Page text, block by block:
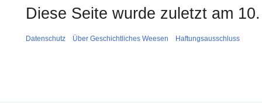
Diese Seite wurde zuletzt am
Datenschutz Über Geschichtliches Weesen Haftungsausschluss